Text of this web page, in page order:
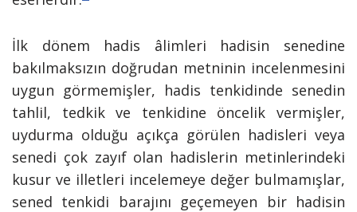
İlk dönem hadis âlimleri hadisin senedine
bakılmaksızın doğrudan metninin incelenmesini
uygun görmemişler, hadis tenkidinde senedin
tahlil, tedkik ve tenkidine öncelik vermişler,
uydurma olduğu açıkça görülen hadisleri veya
senedi çok zayıf olan hadislerin metinlerindeki
kusur ve illetleri incelemeye değer bulmamışlar,
sened tenkidi barajını geçemeyen bir hadisin